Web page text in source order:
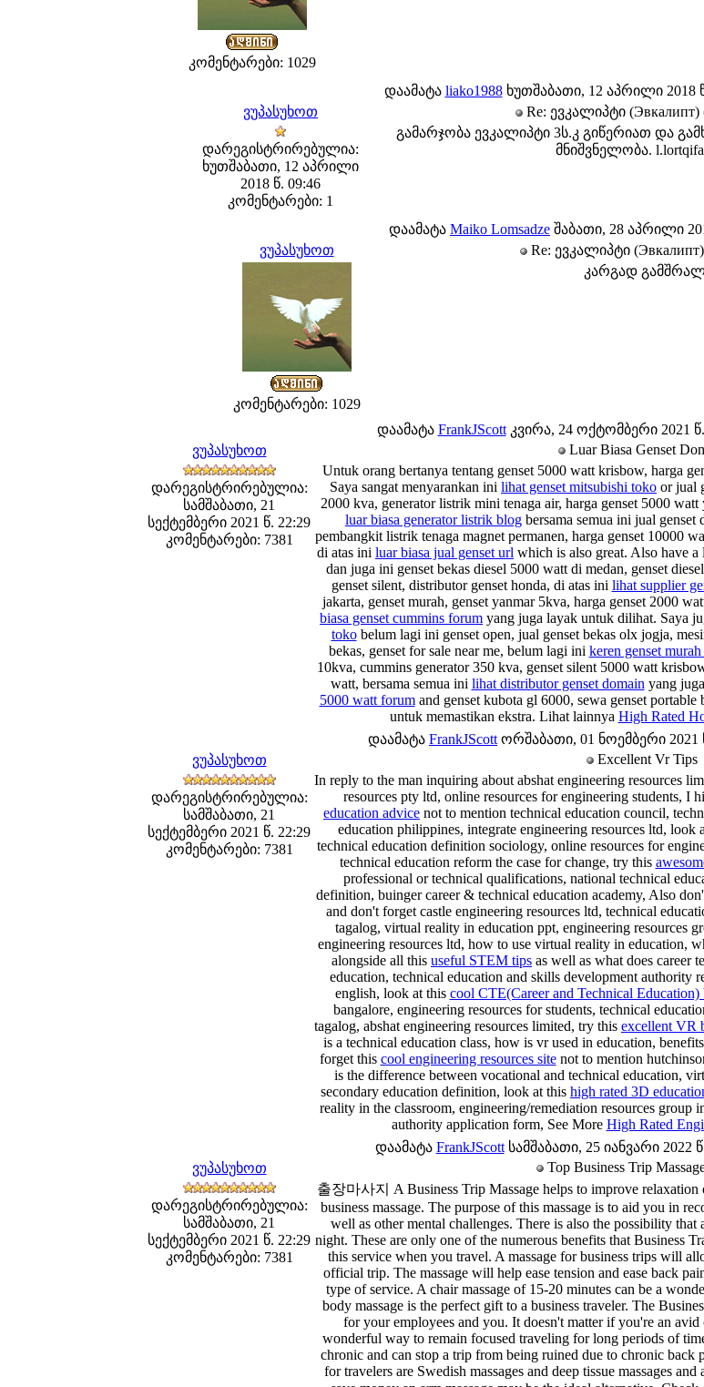
კომენტარები: 1029
დაამატა liako1988ხუთშაბათი, 12 აპრილი 2018
ვუპასუხოთ
Re: ევკალიპტი (Эвкалипт)
დარეგისტრირებულია:
ხუთშაბათი, 12 აპრილი
2018 წ. 09:46
კომენტარები: 1
გამარჯობა ევკალიპტი 3ს.კ გიწერიათ და
მნიშვნელობა.
დაამატა Maiko Lomsadze შაბათი, 28 აპრილი
ვუპასუხოთ
Re: ევკალიპტი (Эвкалипт)
კომენტარები: 1029
კარგად
დაამატა FrankJScottკვირა, 24 ოქტომბერი 2021 წ.
ვუპასუხოთ
Luar Biasa Genset
დარეგისტრირებულია:
სამშაბათი, 21
სექტემბერი 2021 წ. 22:29
კომენტარები: 7381
Untuk orang bertanya tentang genset 5000 watt krisbow, harga
Saya sangat menyarankan ini lihat genset mitsubishi toko or jual
2000 kva, generator listrik mini tenaga air, harga genset 5000
luar biasa generator listrik blog bersama semua ini jual genset
pembangkit listrik tenaga magnet permanen, harga genset 10000
di atas ini luar biasa jual genset url which is also great. Also have a
dan juga ini genset bekas diesel 5000 watt di medan, genset
genset silent, distributor genset honda, di atas ini lihat supplier
jakarta, genset murah, genset yanmar 5kva, harga genset 2000
biasa genset cummins forum yang juga layak untuk dilihat. Saya
tokobelum lagi ini genset open, jual genset bekas olx jogja,
bekas, genset for sale near me, belum lagi ini keren genset
10kva, cummins generator 350 kva, genset silent 5000 watt
watt, bersama semua ini lihat distributor genset domain yang
5000 watt forumand genset kubota gl 6000, sewa genset
untuk memastikan ekstra. Lihat lainnya High Rated
დაამატა FrankJScott ორშაბათი, 01 ნოემბერი 2021
ვუპასუხოთ
Excellent Vr Tips
დარეგისტრირებულია:
სამშაბათი, 21
სექტემბერი 2021 წ. 22:29
კომენტარები: 7381
In reply to the man inquiring about abshat engineering resources
resources pty ltd, online resources for engineering students, I
education advice not to mention technical education council,
education philippines, integrate engineering resources ltd, look
technical education definition sociology, online resources for
technical education reform the case for change, try this
professional or technical qualifications, national technical
definition, buinger career & technical education academy, Also
and don't forget castle engineering resources ltd, technical
tagalog, virtual reality in education ppt, engineering resources
engineering resources ltd, how to use virtual reality in education,
alongside all this useful STEM tips as well as what does career
education, technical education and skills development authority
english, look at this cool CTE(Career and Technical Education)
bangalore, engineering resources for students, technical
tagalog, abshat engineering resources limited, try this excellent VR
is a technical education class, how is vr used in education,
forget this cool engineering resources sitenot to mention
is the difference between vocational and technical education,
secondary education definition, look at this high rated 3D
reality in the classroom, engineering/remediation resources group
authority application form, See More High Rated
დაამატა FrankJScottსამშაბათი, 25 იანვარი 2022
ვუპასუხოთ
Top Business Trip
დარეგისტრირებულია:
სამშაბათი, 21
სექტემბერი 2021 წ. 22:29
კომენტარები: 7381
출장마사지 A Business Trip Massage helps to improve relaxation
business massage. The purpose of this massage is to aid you in
well as other mental challenges. There is also the possibility that
night. These are only one of the numerous benefits that Business
this service when you travel. A massage for business trips will
official trip. The massage will help ease tension and ease back
type of service. A chair massage of 15-20 minutes can be a
body massage is the perfect gift to a business traveler. The
for your employees and you. It doesn't matter if you're an avid
wonderful way to remain focused traveling for long periods of
chronic and can stop a trip from being ruined due to chronic back
for travelers are Swedish massages and deep tissue massages